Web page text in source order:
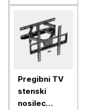
Pregibni TV
stenski
nosilec